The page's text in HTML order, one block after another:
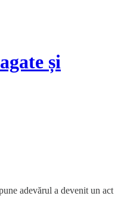
și
adevărul a devenit un act